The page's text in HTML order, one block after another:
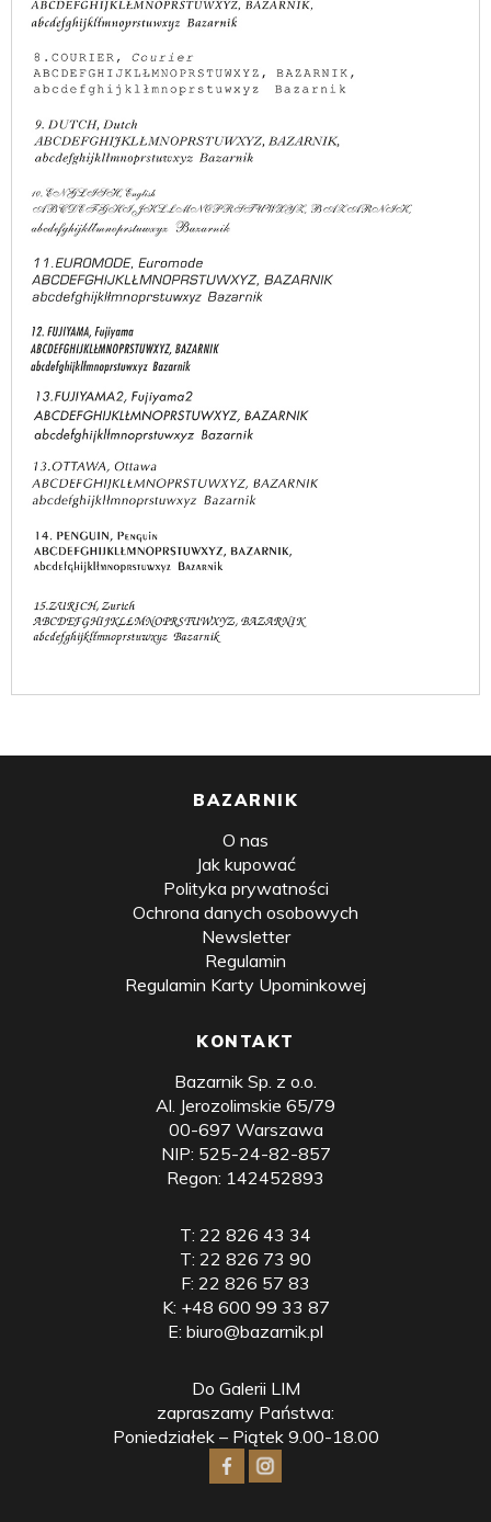
BAZARNIK
O nas
Jak kupować
Polityka prywatności
Ochrona danych osobowych
Newsletter
Regulamin
Regulamin Karty Upominkowej
KONTAKT
Bazarnik Sp. z o.o.
Al. Jerozolimskie 65/79
00-697 Warszawa
NIP: 525-24-82-857
Regon: 142452893
T: 22 826 43 34
T: 22 826 73 90
F: 22 826 57 83
K: +48 600 99 33 87
E: biuro@bazarnik.pl
Do Galerii LIM
zapraszamy Państwa:
Poniedziałek – Piątek 9.00-18.00